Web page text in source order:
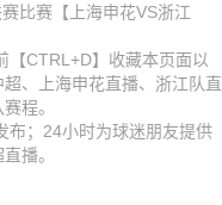
浙江队
VS浙江队
VS浙江队
浙江队
VS浙江队
VS浙江队
比赛【上海申花VS浙江
CTRL+D】收藏本页面以
、上海申花直播、浙江队直
程。
；24小时为球迷朋友提供
播。